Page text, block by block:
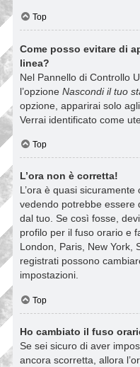
Top
Come posso evitare di
linea?
Nel Pannello di Controllo
l’opzione Nascondi il tuo
opzione, apparirai solo
Verrai identificato come
Top
L’ora non è corretta!
L’ora è quasi
vedendo potrebbe essere
dal tuo. Se così fosse,
profilo per il fuso orario e
London, Paris, New York,
registrati possono
impostazioni.
Top
Ho cambiato il fuso
Se sei sicuro di aver
ancora scorretta, allora